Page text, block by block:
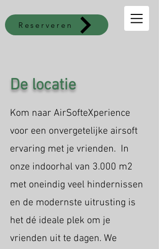
Reserveren
De locatie
Kom naar AirSofteXperience
voor een onvergetelijke airsoft
ervaring met je vrienden. In
onze indoorhal van 3.000 m2
met oneindig veel hindernissen
en de modernste uitrusting is
het dé ideale plek om je
vrienden uit te dagen. We